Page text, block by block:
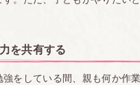
を共有する
強をしている間、親も何か作